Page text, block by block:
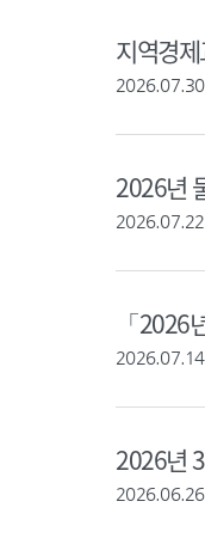
지역경
2026.07.30.
2026년
2026.07.22.
「
2026.07.14.
2026년
2026.06.26.